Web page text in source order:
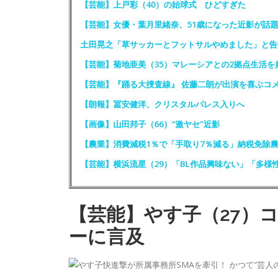
【芸能】上戸彩（40）の始球式 ひどすぎた
【芸能】女優・葉月里緒奈、51歳になった近影が話題
土田晃之「草サッカーとフットサルやめました」と
【芸能】菊地亜美（35）マレーシアとの2拠点生活
【芸能】『踊る大捜査線』 佐藤二朗が出演を喜ぶコ
【朗報】冨安健洋、クリスタルパレス入りへ
【画像】山田邦子（66）“激ヤセ”近影
【農業】消費減税1％で「手取り7％減る」納税免除
【芸能】横浜流星（29）「BL作品興味ない」「多
【芸能】やす子（27）
ーに言及